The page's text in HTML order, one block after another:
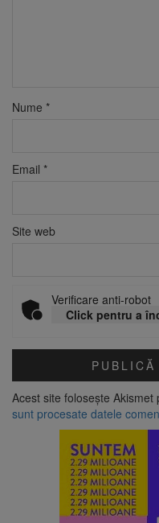
Nume *
Email *
Site web
Verificare anti-robot
Click pentru a
Acest site folosește
sunt procesate datele